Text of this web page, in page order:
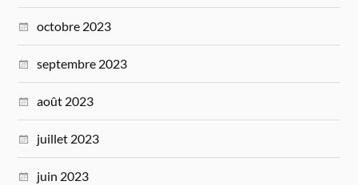
octobre 2023
septembre 2023
août 2023
juillet 2023
juin 2023